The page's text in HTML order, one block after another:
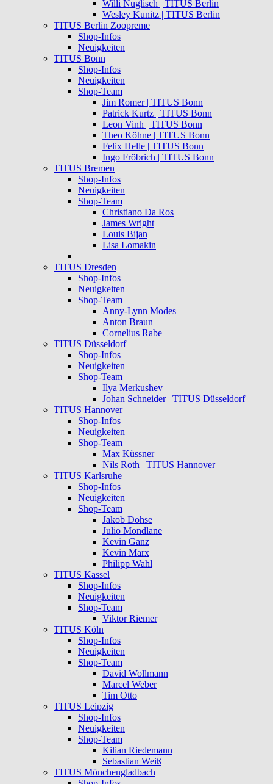
Willi Nuglisch | TITUS Berlin
Wesley Kunitz | TITUS Berlin
TITUS Berlin Zoopreme
Shop-Infos
Neuigkeiten
TITUS Bonn
Shop-Infos
Neuigkeiten
Shop-Team
Jim Romer | TITUS Bonn
Patrick Kurtz | TITUS Bonn
Leon Vinh | TITUS Bonn
Theo Köhne | TITUS Bonn
Felix Helle | TITUS Bonn
Ingo Fröbrich | TITUS Bonn
TITUS Bremen
Shop-Infos
Neuigkeiten
Shop-Team
Christiano Da Ros
James Wright
Louis Bijan
Lisa Lomakin
TITUS Dresden
Shop-Infos
Neuigkeiten
Shop-Team
Anny-Lynn Modes
Anton Braun
Cornelius Rabe
TITUS Düsseldorf
Shop-Infos
Neuigkeiten
Shop-Team
Ilya Merkushev
Johan Schneider | TITUS Düsseldorf
TITUS Hannover
Shop-Infos
Neuigkeiten
Shop-Team
Max Küssner
Nils Roth | TITUS Hannover
TITUS Karlsruhe
Shop-Infos
Neuigkeiten
Shop-Team
Jakob Dohse
Julio Mondlane
Kevin Ganz
Kevin Marx
Philipp Wahl
TITUS Kassel
Shop-Infos
Neuigkeiten
Shop-Team
Viktor Riemer
TITUS Köln
Shop-Infos
Neuigkeiten
Shop-Team
David Wollmann
Marcel Weber
Tim Otto
TITUS Leipzig
Shop-Infos
Neuigkeiten
Shop-Team
Kilian Riedemann
Sebastian Weiß
TITUS Mönchengladbach